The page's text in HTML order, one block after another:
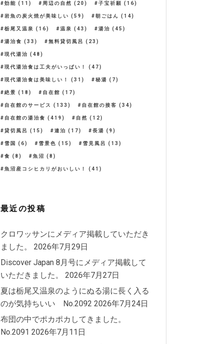
効能 (11) 周辺の自然 (20) 子宝祈願 (16)
岩魚の炭火焼が美味しい (59) 朝ごはん (14)
栃尾又温泉 (16) 温泉 (43) 湯治 (45)
湯治食 (33) 無料貸切風呂 (23)
現代湯治 (48)
現代湯治食は工夫がいっぱい！ (47)
現代湯治食は美味しい！ (31) 秘湯 (7)
絶景 (18) 自在館 (17)
自在館のサービス (133) 自在館の接客 (34)
自在館の湯治食 (419) 自然 (12)
貸切風呂 (15) 連泊 (17) 長湯 (9)
雪国 (6) 雪景色 (15) 雪見風呂 (13)
食 (8) 魚沼 (8)
魚沼産コシヒカリがおいしい！ (41)
最近の投稿
クロワッサンにメディア掲載していただき
ました。
2026年7月29日
Discover Japan 8月号にメディア掲載して
いただきました。
2026年7月27日
夏は栃尾又温泉のようにぬる湯に長く入る
のが気持ちいい No.2092 2026年7月24日
布団の中でポカポカしてきました。
No.2091 2026年7月11日